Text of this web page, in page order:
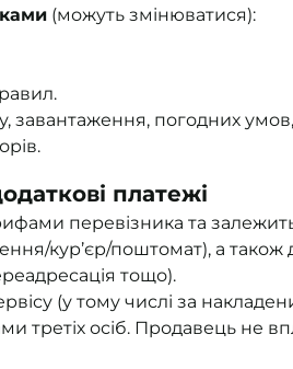
(можуть змінюватися):
погодних умов,
платежі
перевізника та
кур’єр/поштомат), а
тощо).
(у тому числі за
третіх осіб. Продавець не